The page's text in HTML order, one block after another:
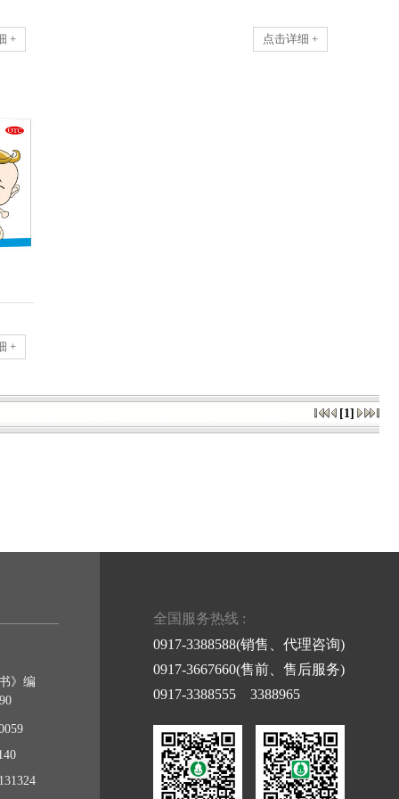
+ 点击详细 +
+
[1]
》编
全国服务热线 :
0917-3388588(销售、代理咨询)
0917-3667660(售前、售后服务)
0917-3388555 3388965